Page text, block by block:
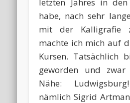
habe, nach sehr
mit der Kalligrafie
machte ich mich auf
Kursen. Tatsächlich
geworden und
Nähe:
nämlich Sigrid